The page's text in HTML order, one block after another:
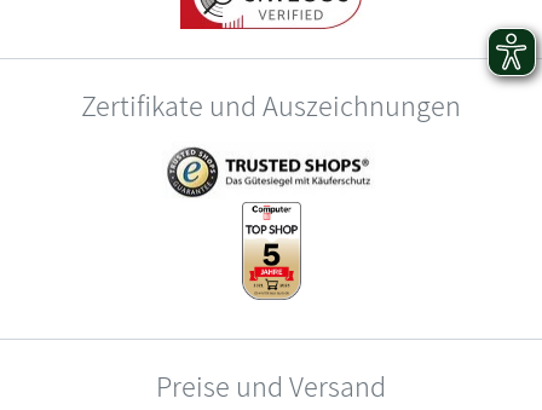
Zertifikate und Auszeichnungen
Preise und Versand